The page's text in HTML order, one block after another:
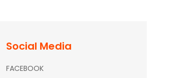
Social Media
FACEBOOK